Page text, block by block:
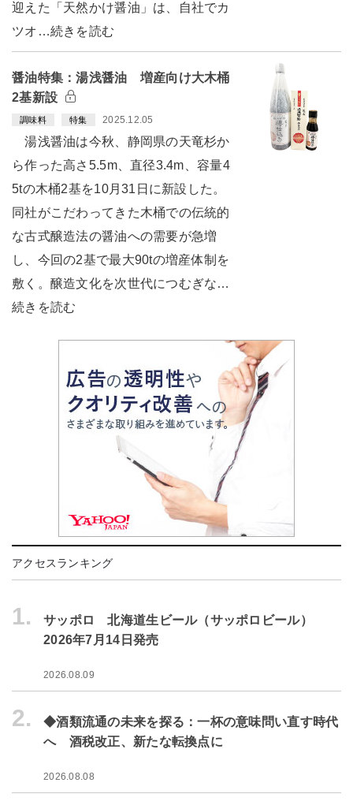
迎えた「天然かけ醤油」は、自社でカ
ツオ…続きを読む
醤油特集：湯浅醤油 増産向け大木桶
2基新設
調味料 特集 2025.12.05
湯浅醤油は今秋、静岡県の天竜杉か
ら作った高さ5.5m、直径3.4m、容量4
5tの木桶2基を10月31日に新設した。
同社がこだわってきた木桶での伝統的
な古式醸造法の醤油への需要が急増
し、今回の2基で最大90tの増産体制を
敷く。醸造文化を次世代につむぎな…
続きを読む
アクセスランキング
1.
サッポロ 北海道生ビール（サッポロビール）
2026年7月14日発売
2026.08.09
2.
◆酒類流通の未来を探る：一杯の意味問い直す時代
へ 酒税改正、新たな転換点に
2026.08.08